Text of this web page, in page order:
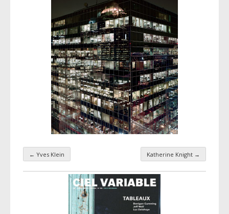
Navigation par taxonomie
← Yves Klein Katherine Knight →